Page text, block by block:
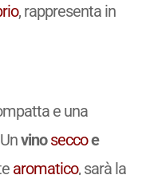
, rappresenta in
e una
vinoseccoe
aromatico, sarà la